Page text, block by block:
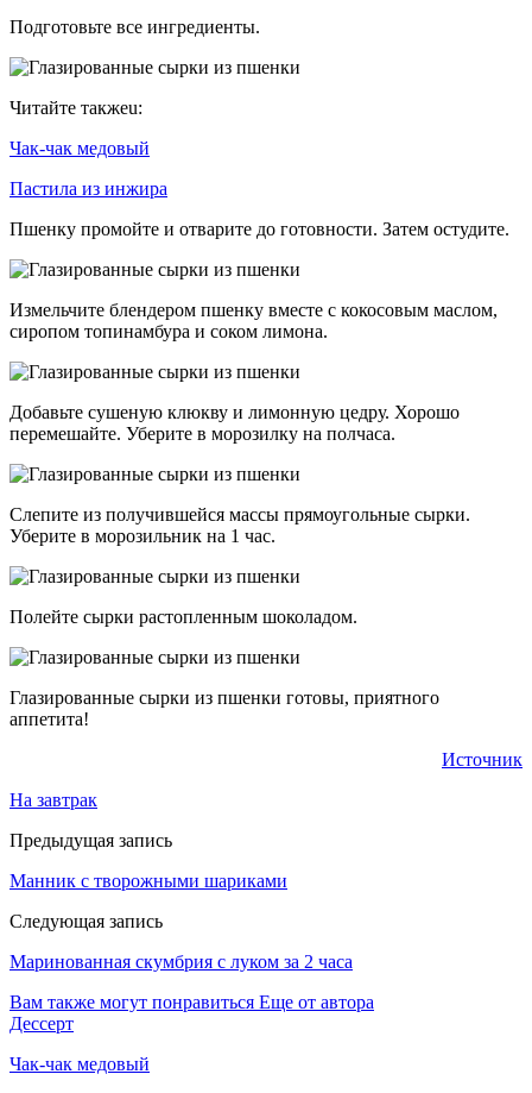
Подготовьте все ингредиенты.
Читайте такжеu:
Чак-чак медовый
Пастила из инжира
Пшенку промойте и отварите до готовности. Затем остудите.
Измельчите блендером пшенку вместе с кокосовым маслом,
сиропом топинамбура и соком лимона.
Добавьте сушеную клюкву и лимонную цедру. Хорошо
перемешайте. Уберите в морозилку на полчаса.
Слепите из получившейся массы прямоугольные сырки.
Уберите в морозильник на 1 час.
Полейте сырки растопленным шоколадом.
Глазированные сырки из пшенки готовы, приятного
аппетита!
Источник
На завтрак
Предыдущая запись
Манник с творожными шариками
Следующая запись
Маринованная скумбрия с луком за 2 часа
Вам также могут понравиться Еще от автора
Дессерт
Чак-чак медовый